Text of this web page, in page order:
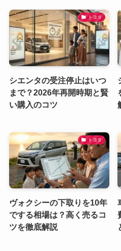
トヨタ
シエンタの受注停止はいつ
まで？2026年再開時期と賢
い購入のコツ
トヨタ
ヴォクシーの下取りを10年
でする相場は？高く売るコ
ツを徹底解説